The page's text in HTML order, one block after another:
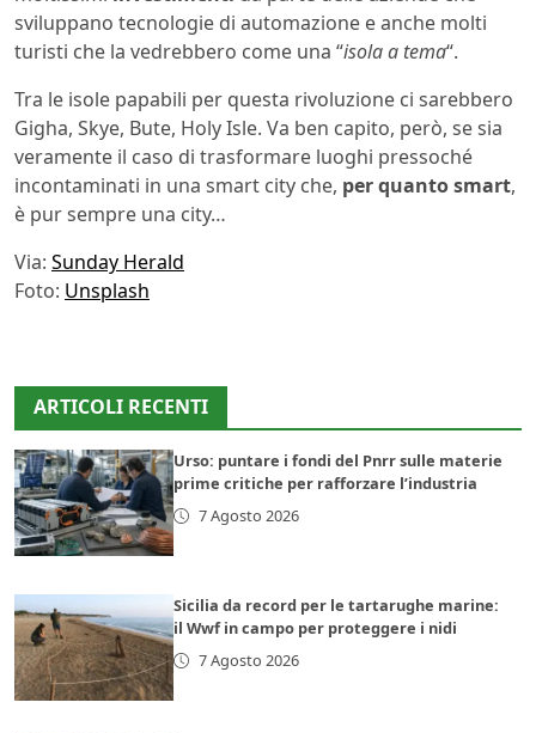
sviluppano tecnologie di automazione e anche molti
turisti che la vedrebbero come una “isola a tema“.
Tra le isole papabili per questa rivoluzione ci sarebbero
Gigha, Skye, Bute, Holy Isle. Va ben capito, però, se sia
veramente il caso di trasformare luoghi pressoché
incontaminati in una smart city che, per quanto smart,
è pur sempre una city…
Via: Sunday Herald
Foto: Unsplash
ARTICOLI RECENTI
Urso: puntare i fondi del Pnrr sulle materie
prime critiche per rafforzare l’industria
7 Agosto 2026
Sicilia da record per le tartarughe marine:
il Wwf in campo per proteggere i nidi
7 Agosto 2026